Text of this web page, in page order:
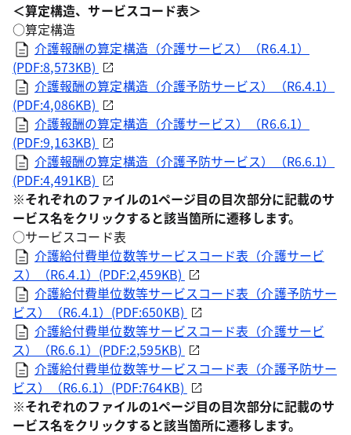
＜算定構造、サービスコード表＞
○算定構造
介護報酬の算定構造（介護サービス）（R6.4.1）
(PDF:8,573KB)
介護報酬の算定構造（介護予防サービス）（R6.4.1）
(PDF:4,086KB)
介護報酬の算定構造（介護サービス）（R6.6.1）
(PDF:9,163KB)
介護報酬の算定構造（介護予防サービス）（R6.6.1）
(PDF:4,491KB)
※それぞれのファイルの1ページ目の目次部分に記載のサ
ービス名をクリックすると該当箇所に遷移します。
○サービスコード表
介護給付費単位数等サービスコード表（介護サービ
ス）（R6.4.1）(PDF:2,459KB)
介護給付費単位数等サービスコード表（介護予防サー
ビス）（R6.4.1）(PDF:650KB)
介護給付費単位数等サービスコード表（介護サービ
ス）（R6.6.1）(PDF:2,595KB)
介護給付費単位数等サービスコード表（介護予防サー
ビス）（R6.6.1）(PDF:764KB)
※それぞれのファイルの1ページ目の目次部分に記載のサ
ービス名をクリックすると該当箇所に遷移します。